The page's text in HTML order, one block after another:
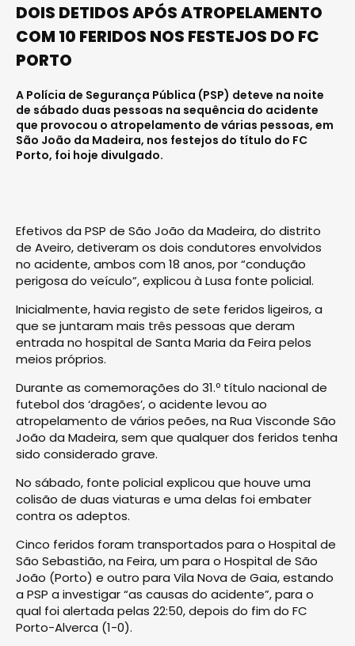
DOIS DETIDOS APÓS ATROPELAMENTO
COM 10 FERIDOS NOS FESTEJOS DO FC
PORTO
A Polícia de Segurança Pública (PSP) deteve na noite
de sábado duas pessoas na sequência do acidente
que provocou o atropelamento de várias pessoas, em
São João da Madeira, nos festejos do título do FC
Porto, foi hoje divulgado.
Efetivos da PSP de São João da Madeira, do distrito
de Aveiro, detiveram os dois condutores envolvidos
no acidente, ambos com 18 anos, por “condução
perigosa do veículo”, explicou à Lusa fonte policial.
Inicialmente, havia registo de sete feridos ligeiros, a
que se juntaram mais três pessoas que deram
entrada no hospital de Santa Maria da Feira pelos
meios próprios.
Durante as comemorações do 31.º título nacional de
futebol dos ‘dragões’, o acidente levou ao
atropelamento de vários peões, na Rua Visconde São
João da Madeira, sem que qualquer dos feridos tenha
sido considerado grave.
No sábado, fonte policial explicou que houve uma
colisão de duas viaturas e uma delas foi embater
contra os adeptos.
Cinco feridos foram transportados para o Hospital de
São Sebastião, na Feira, um para o Hospital de São
João (Porto) e outro para Vila Nova de Gaia, estando
a PSP a investigar “as causas do acidente”, para o
qual foi alertada pelas 22:50, depois do fim do FC
Porto-Alverca (1-0).